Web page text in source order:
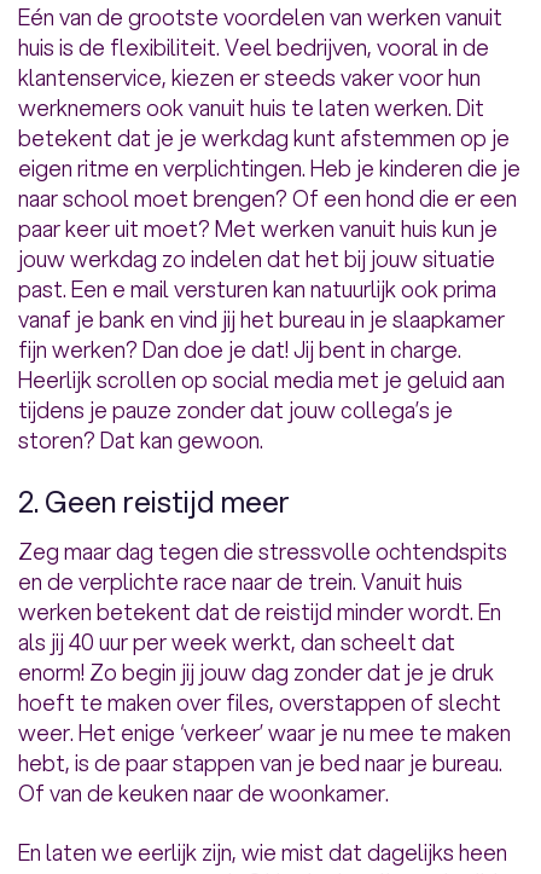
Eén van de grootste voordelen van werken vanuit
huis is de flexibiliteit. Veel bedrijven, vooral in de
klantenservice, kiezen er steeds vaker voor hun
werknemers ook vanuit huis te laten werken. Dit
betekent dat je je werkdag kunt afstemmen op je
eigen ritme en verplichtingen. Heb je kinderen die je
naar school moet brengen? Of een hond die er een
paar keer uit moet? Met werken vanuit huis kun je
jouw werkdag zo indelen dat het bij jouw situatie
past. Een e mail versturen kan natuurlijk ook prima
vanaf je bank en vind jij het bureau in je slaapkamer
fijn werken? Dan doe je dat! Jij bent in charge.
Heerlijk scrollen op social media met je geluid aan
tijdens je pauze zonder dat jouw collega’s je
storen? Dat kan gewoon.
2. Geen reistijd meer
Zeg maar dag tegen die stressvolle ochtendspits
en de verplichte race naar de trein. Vanuit huis
werken betekent dat de reistijd minder wordt. En
als jij 40 uur per week werkt, dan scheelt dat
enorm! Zo begin jij jouw dag zonder dat je je druk
hoeft te maken over files, overstappen of slecht
weer. Het enige ‘verkeer’ waar je nu mee te maken
hebt, is de paar stappen van je bed naar je bureau.
Of van de keuken naar de woonkamer.
En laten we eerlijk zijn, wie mist dat dagelijks heen